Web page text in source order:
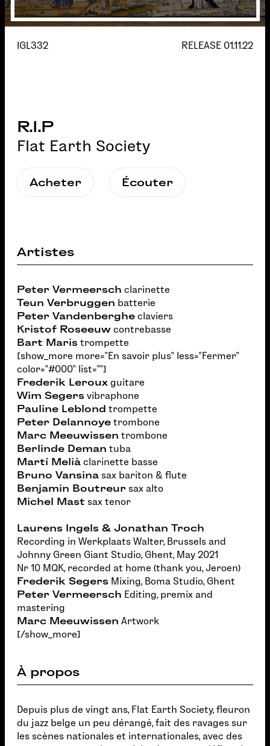
IGL332 RELEASE 01.11.22
R.I.P
Flat Earth Society
Acheter Écouter
Artistes
Peter Vermeersch clarinette
Teun Verbruggen batterie
Peter Vandenberghe claviers
Kristof Roseeuw contrebasse
Bart Maris trompette
[show_more more="En savoir plus" less="Fermer"
color="#000" list=""]
Frederik Leroux guitare
Wim Segers vibraphone
Pauline Leblond trompette
Peter Delannoye trombone
Marc Meeuwissen trombone
Berlinde Deman tuba
Martí Melià clarinette basse
Bruno Vansina sax bariton & flute
Benjamin Boutreur sax alto
Michel Mast sax tenor
Laurens Ingels & Jonathan Troch
Recording in Werkplaats Walter, Brussels and
Johnny Green Giant Studio, Ghent, May 2021
Nr 10 MQK, recorded at home (thank you, Jeroen)
Frederik Segers Mixing, Boma Studio, Ghent
Peter Vermeersch Editing, premix and
mastering
Marc Meeuwissen Artwork
[/show_more]
À propos
Depuis plus de vingt ans, Flat Earth Society, fleuron
du jazz belge un peu dérangé, fait des ravages sur
les scènes nationales et internationales, avec des